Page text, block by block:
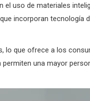
uso de materiales
incorporan tecnología
lo que ofrece a los
una mayor